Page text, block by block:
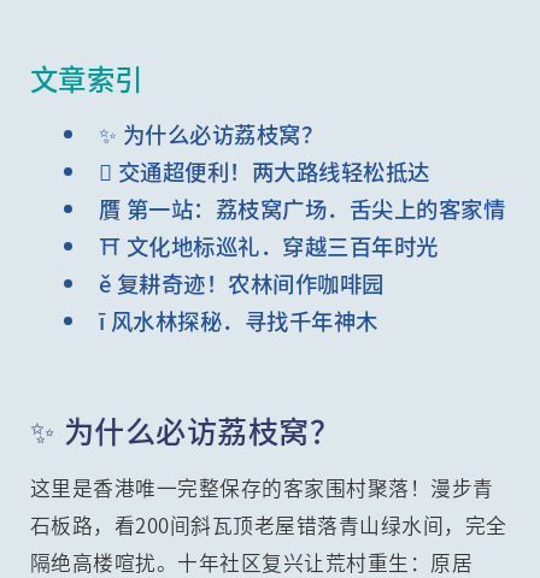
文章索引
✨ 为什么必访荔枝窝？
 交通超便利！两大路线轻松抵达
贋 第一站：荔枝窝广场．舌尖上的客家情
⛩️ 文化地标巡礼．穿越三百年时光
ě 复耕奇迹！农林间作咖啡园
ī 风水林探秘．寻找千年神木
✨ 为什么必访荔枝窝？
这里是香港唯一完整保存的客家围村聚落！漫步青
石板路，看200间斜瓦顶老屋错落青山绿水间，完全
隔绝高楼喧扰。十年社区复兴让荒村重生：原居